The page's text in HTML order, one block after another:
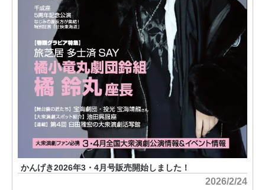
かんげき2026年3・4月号販売開始しました！
2026/2/24